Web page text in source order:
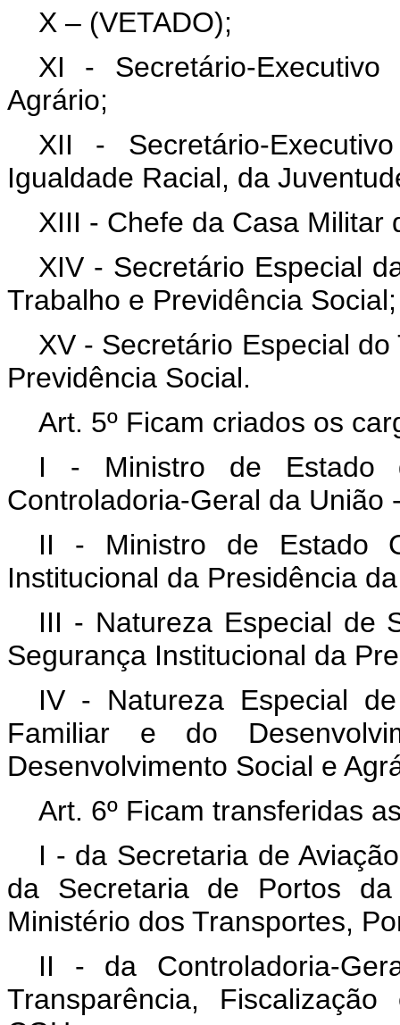
X – (VETADO);
XI - Secretário-
Agrário;
XII - Secretário-
Igualdade Racial, da
XIII - Chefe da Casa Militar
XIV - Secretário Especial
Trabalho e Previdência
XV - Secretário Especial
Previdência Social.
Art. 5º Ficam criados os
I - Ministro de Estado
Controladoria-Geral da União
II - Ministro de Estado
Institucional da Presidência
III - Natureza Especial de
Segurança Institucional da
IV - Natureza Especial
Familiar e do
Desenvolvimento Social e
Art. 6º Ficam transferidas
I - da Secretaria de
da Secretaria de Portos
Ministério dos Transportes,
II - da Controladoria-
Transparência,